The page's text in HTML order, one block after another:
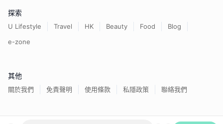
探索
U Lifestyle Travel HK Beauty Food
Blog
e-zone
其他
關於我們 免責聲明 使用條款 私隱政策 聯絡我們